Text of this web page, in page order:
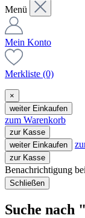
Menü
Mein Konto
Merkliste (0)
×
weiter Einkaufen
zum Warenkorb
zur Kasse
weiter Einkaufen
zur Kasse
Benachrichtigung
Schließen
Suche nach